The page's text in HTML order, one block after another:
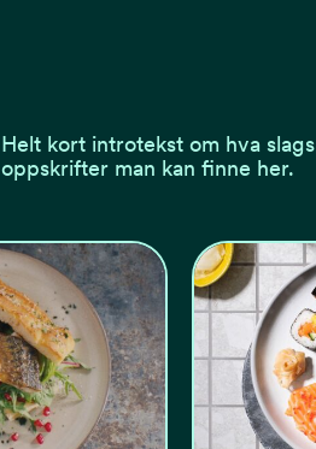
Helt kort introtekst om hva slags
oppskrifter man kan finne her.